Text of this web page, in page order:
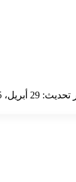
29 أبريل، 2025